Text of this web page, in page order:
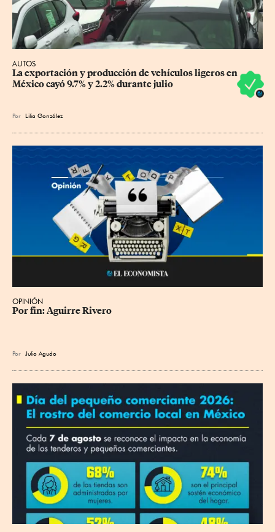
AUTOS
La exportación y producción de vehículos ligeros en
México cayó 9.7% y 2.2% durante julio
Por Lilia González
OPINIÓN
Por fin: Aguirre Rivero
Por Julio Agudo